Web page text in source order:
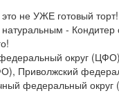
не УЖЕ готовый
- Кондитер
федеральный округ
Приволжский
федеральный